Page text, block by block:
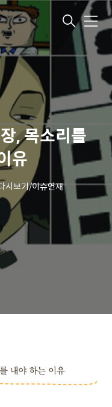
메
뉴
, 목소리를
유
시보기/이슈연재